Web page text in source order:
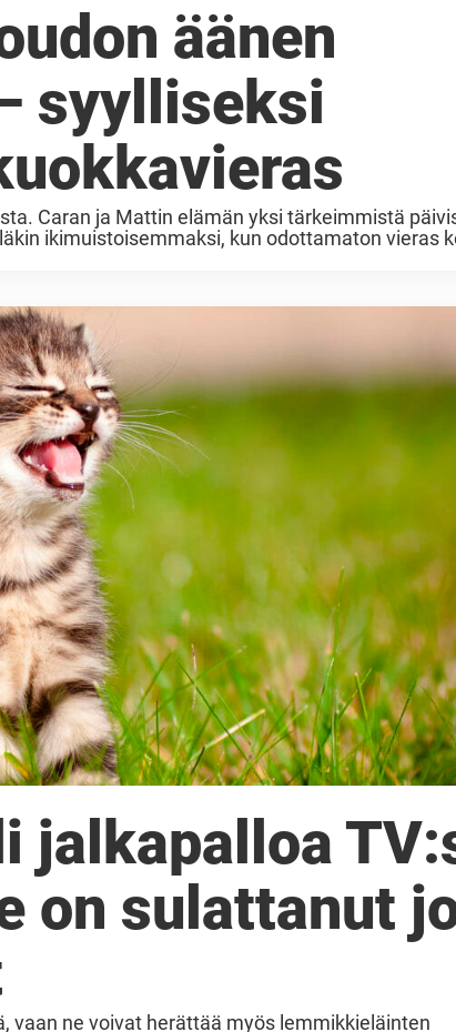
äänen
syylliseksi
Caran ja Mattin elämän yksi tärkeimmistä
ikimuistoisemmaksi, kun odottamaton vieras
jalkapalloa
on sulattanut
vaan ne voivat herättää myös lemmikkieläinten